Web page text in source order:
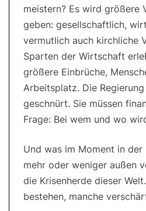
meistern? Es wird größere
geben: gesellschaftlich,
vermutlich auch kirchliche
Sparten der Wirtschaft
größere Einbrüche,
Arbeitsplatz. Die
geschnürt. Sie müssen
Frage: Bei wem und wo
Und was im Moment in
mehr oder weniger außen
die Krisenherde dieser
bestehen, manche